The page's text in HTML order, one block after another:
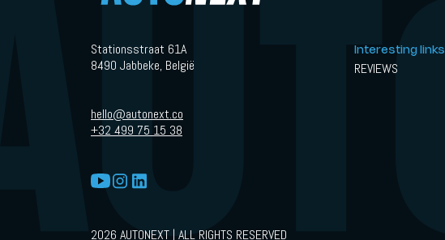
Stationsstraat 61A
8490 Jabbeke, België
hello@autonext.co
+32 499 75 15 38
Interesting links
REVIEWS
2026 AUTONEXT | ALL RIGHTS RESERVED